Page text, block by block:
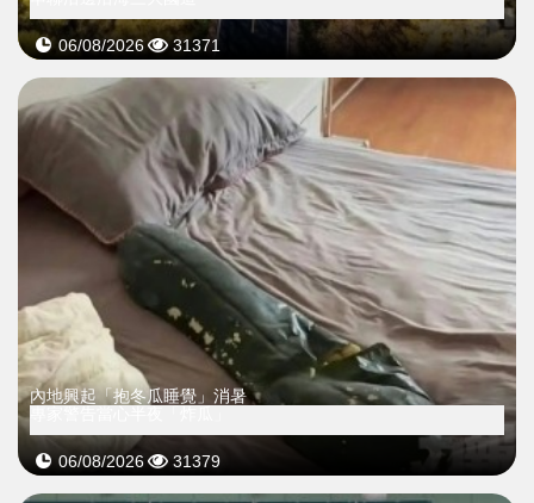
06/08/2026 31371
內地興起「抱冬瓜睡覺」消暑
06/08/2026 31379